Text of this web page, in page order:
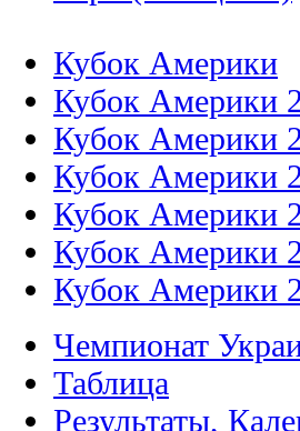
Кубок Америки
Кубок Америки
Кубок Америки
Кубок Америки
Кубок Америки
Кубок Америки
Кубок Америки
Чемпионат
Таблица
Результаты,